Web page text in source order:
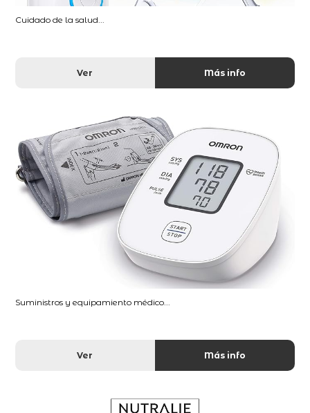
Cuidado de la salud...
Ver Más info
Suministros y equipamiento médico...
Ver Más info